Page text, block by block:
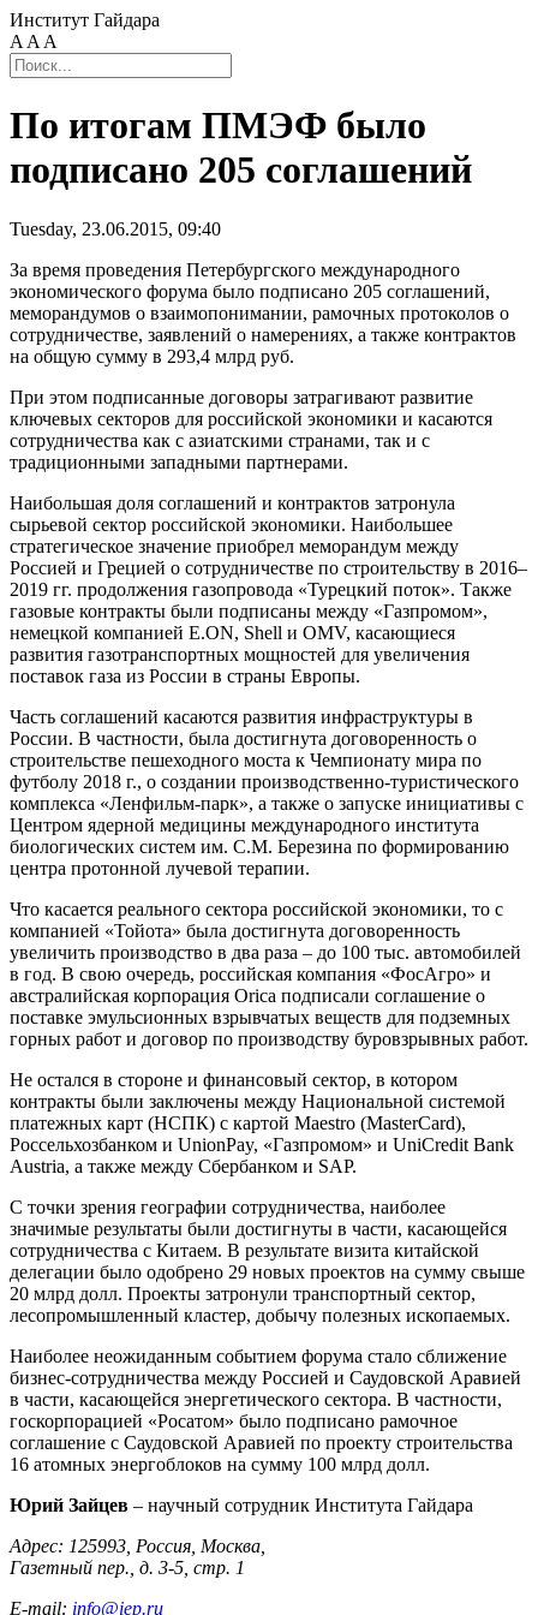
Институт Гайдара
A A A
По итогам ПМЭФ было
подписано 205 соглашений
Tuesday, 23.06.2015, 09:40
За время проведения Петербургского международного
экономического форума было подписано 205 соглашений,
меморандумов о взаимопонимании, рамочных протоколов о
сотрудничестве, заявлений о намерениях, а также контрактов
на общую сумму в 293,4 млрд руб.
При этом подписанные договоры затрагивают развитие
ключевых секторов для российской экономики и касаются
сотрудничества как с азиатскими странами, так и с
традиционными западными партнерами.
Наибольшая доля соглашений и контрактов затронула
сырьевой сектор российской экономики. Наибольшее
стратегическое значение приобрел меморандум между
Россией и Грецией о сотрудничестве по строительству в 2016–
2019 гг. продолжения газопровода «Турецкий поток». Также
газовые контракты были подписаны между «Газпромом»,
немецкой компанией E.ON, Shell и OMV, касающиеся
развития газотранспортных мощностей для увеличения
поставок газа из России в страны Европы.
Часть соглашений касаются развития инфраструктуры в
России. В частности, была достигнута договоренность о
строительстве пешеходного моста к Чемпионату мира по
футболу 2018 г., о создании производственно-туристического
комплекса «Ленфильм-парк», а также о запуске инициативы с
Центром ядерной медицины международного института
биологических систем им. С.М. Березина по формированию
центра протонной лучевой терапии.
Что касается реального сектора российской экономики, то с
компанией «Тойота» была достигнута договоренность
увеличить производство в два раза – до 100 тыс. автомобилей
в год. В свою очередь, российская компания «ФосАгро» и
австралийская корпорация Orica подписали соглашение о
поставке эмульсионных взрывчатых веществ для подземных
горных работ и договор по производству буровзрывных работ.
Не остался в стороне и финансовый сектор, в котором
контракты были заключены между Национальной системой
платежных карт (НСПК) с картой Maestro (MasterCard),
Россельхозбанком и UnionPay, «Газпромом» и UniCredit Bank
Austria, а также между Сбербанком и SAP.
С точки зрения географии сотрудничества, наиболее
значимые результаты были достигнуты в части, касающейся
сотрудничества с Китаем. В результате визита китайской
делегации было одобрено 29 новых проектов на сумму свыше
20 млрд долл. Проекты затронули транспортный сектор,
лесопромышленный кластер, добычу полезных ископаемых.
Наиболее неожиданным событием форума стало сближение
бизнес-сотрудничества между Россией и Саудовской Аравией
в части, касающейся энергетического сектора. В частности,
госкорпорацией «Росатом» было подписано рамочное
соглашение с Саудовской Аравией по проекту строительства
16 атомных энергоблоков на сумму 100 млрд долл.
Юрий Зайцев – научный сотрудник Института Гайдара
Адрес: 125993, Россия, Москва,
Газетный пер., д. 3-5, стр. 1
E-mail: info@iep.ru